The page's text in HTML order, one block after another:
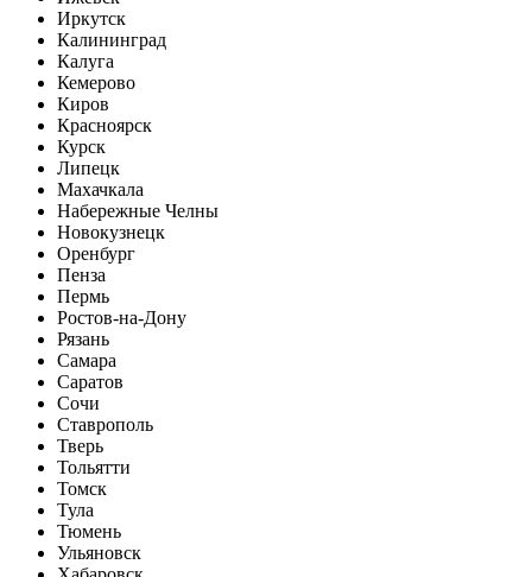
Иркутск
Калининград
Калуга
Кемерово
Киров
Красноярск
Курск
Липецк
Махачкала
Набережные Челны
Новокузнецк
Оренбург
Пенза
Пермь
Ростов-на-Дону
Рязань
Самара
Саратов
Сочи
Ставрополь
Тверь
Тольятти
Томск
Тула
Тюмень
Ульяновск